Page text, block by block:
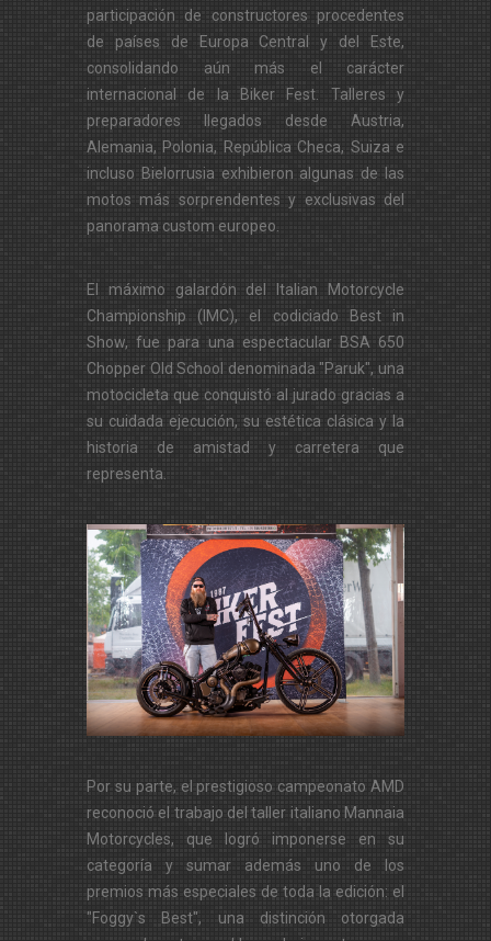
participación de constructores procedentes
de países de Europa Central y del Este,
consolidando aún más el carácter
internacional de la Biker Fest. Talleres y
preparadores llegados desde Austria,
Alemania, Polonia, República Checa, Suiza e
incluso Bielorrusia exhibieron algunas de las
motos más sorprendentes y exclusivas del
panorama custom europeo.
El máximo galardón del Italian Motorcycle
Championship (IMC), el codiciado Best in
Show, fue para una espectacular BSA 650
Chopper Old School denominada "Paruk", una
motocicleta que conquistó al jurado gracias a
su cuidada ejecución, su estética clásica y la
historia de amistad y carretera que
representa.
Por su parte, el prestigioso campeonato AMD
reconoció el trabajo del taller italiano Mannaia
Motorcycles, que logró imponerse en su
categoría y sumar además uno de los
premios más especiales de toda la edición: el
"Foggy`s Best", una distinción otorgada